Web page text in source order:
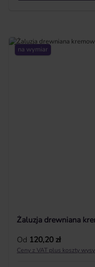
na wymiar
Żaluzja drewniana
Cena regularna:
Od 120,20 zł
Ceny z VAT plus koszty